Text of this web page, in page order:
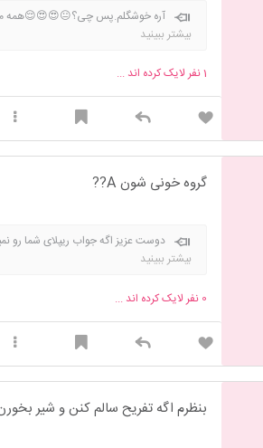
آره خوشگلم.پس چی؟😐😍😍😌همه
کن.متاهلم🤨😐بیشتر ببینید
1نفر لایک کرده اند ...
گروه خونی شون A??
دوست عزیز اگه جواب ریپلای شما رو
بنده این اجازه رو میده 🌹🌹🌹🌹بیشتر ببینید
0 نفر لایک کرده اند ...
بنظرم اگه تفریح سالم کنن و شیر